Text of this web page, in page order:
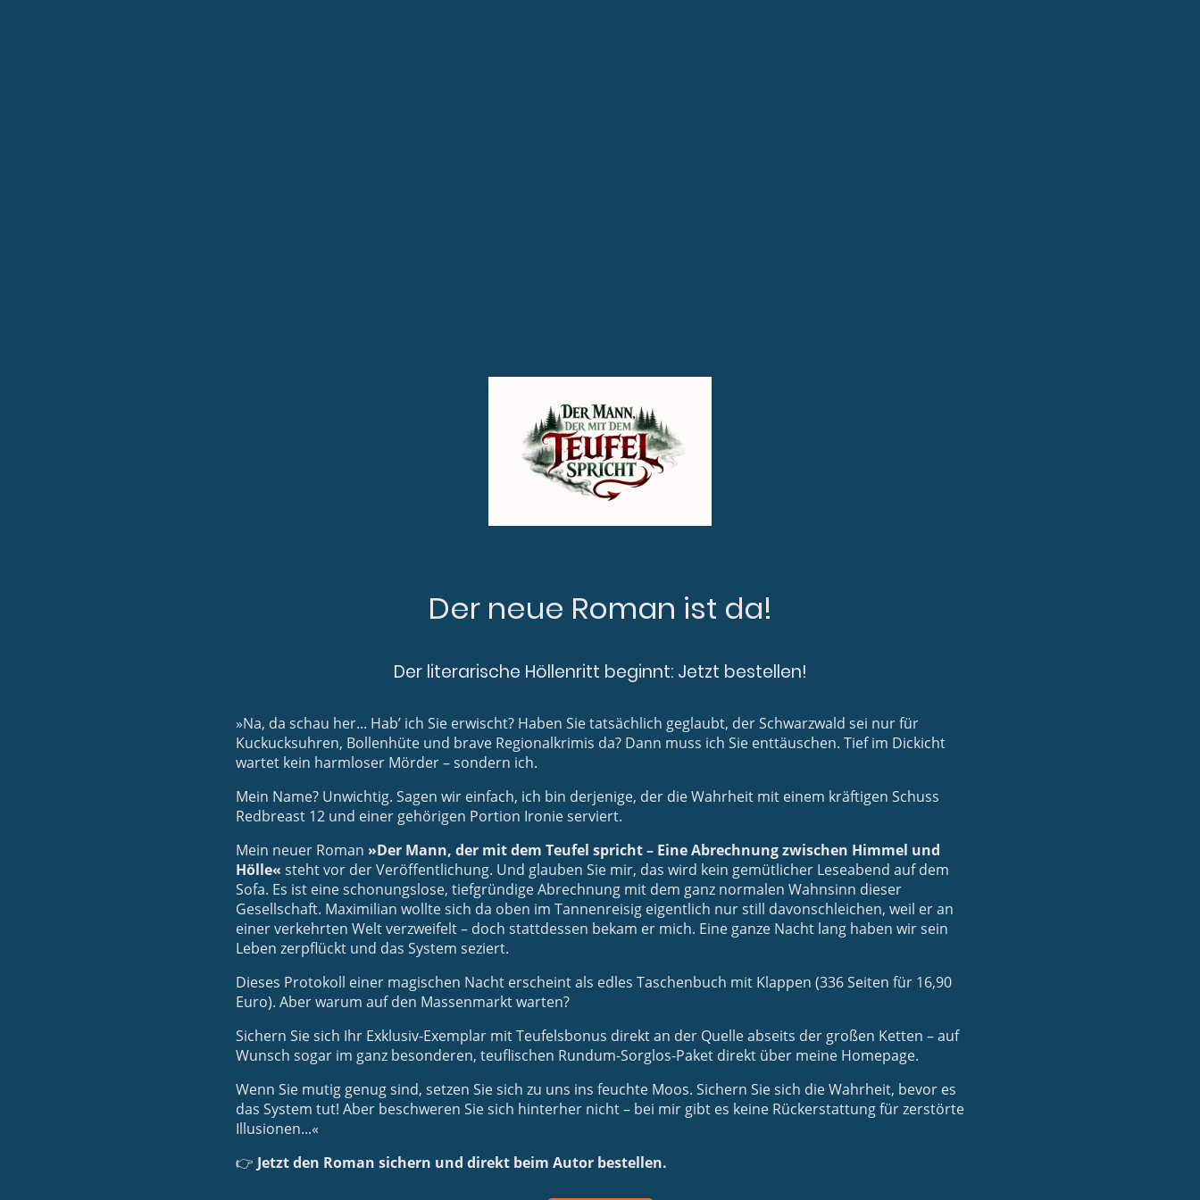
Der neue Roman ist da!
Der literarische Höllenritt beginnt: Jetzt bestellen!
»Na, da schau her... Hab’ ich Sie erwischt? Haben Sie tatsächlich geglaubt, der Schwarzwald sei nur für
Kuckucksuhren, Bollenhüte und brave Regionalkrimis da? Dann muss ich Sie enttäuschen. Tief im Dickicht
wartet kein harmloser Mörder – sondern ich.
Mein Name? Unwichtig. Sagen wir einfach, ich bin derjenige, der die Wahrheit mit einem kräftigen Schuss
Redbreast 12 und einer gehörigen Portion Ironie serviert.
Mein neuer Roman »Der Mann, der mit dem Teufel spricht – Eine Abrechnung zwischen Himmel und
Hölle« steht vor der Veröffentlichung. Und glauben Sie mir, das wird kein gemütlicher Leseabend auf dem
Sofa. Es ist eine schonungslose, tiefgründige Abrechnung mit dem ganz normalen Wahnsinn dieser
Gesellschaft. Maximilian wollte sich da oben im Tannenreisig eigentlich nur still davonschleichen, weil er an
einer verkehrten Welt verzweifelt – doch stattdessen bekam er mich. Eine ganze Nacht lang haben wir sein
Leben zerpflückt und das System seziert.
Dieses Protokoll einer magischen Nacht erscheint als edles Taschenbuch mit Klappen (336 Seiten für 16,90
Euro). Aber warum auf den Massenmarkt warten?
Sichern Sie sich Ihr Exklusiv-Exemplar mit Teufelsbonus direkt an der Quelle abseits der großen Ketten – auf
Wunsch sogar im ganz besonderen, teuflischen Rundum-Sorglos-Paket direkt über meine Homepage.
Wenn Sie mutig genug sind, setzen Sie sich zu uns ins feuchte Moos. Sichern Sie sich die Wahrheit, bevor es
das System tut! Aber beschweren Sie sich hinterher nicht – bei mir gibt es keine Rückerstattung für zerstörte
Illusionen...«
👉 Jetzt den Roman sichern und direkt beim Autor bestellen.